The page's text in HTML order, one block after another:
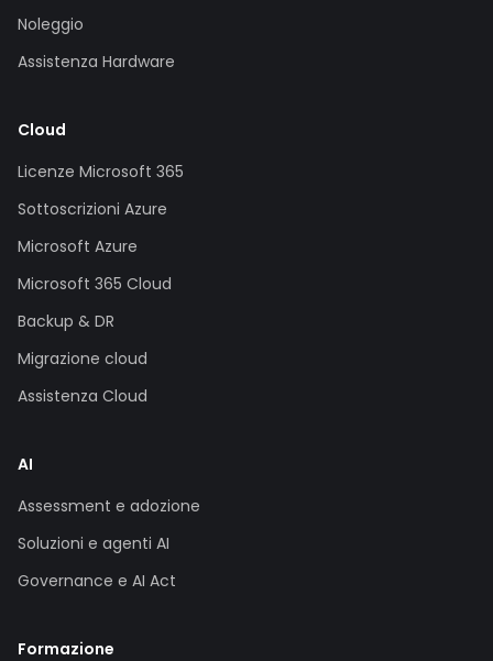
Noleggio
Assistenza Hardware
Cloud
Licenze Microsoft 365
Sottoscrizioni Azure
Microsoft Azure
Microsoft 365 Cloud
Backup & DR
Migrazione cloud
Assistenza Cloud
AI
Assessment e adozione
Soluzioni e agenti AI
Governance e AI Act
Formazione